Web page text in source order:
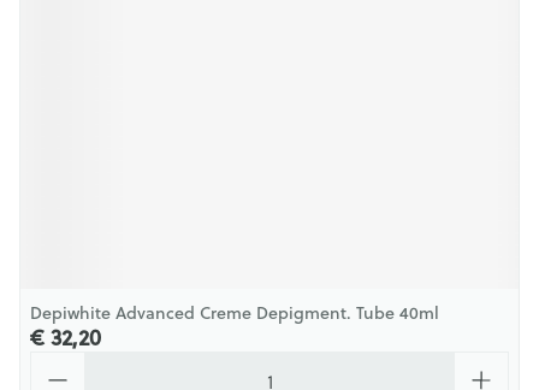
Depiwhite Advanced Creme Depigment. Tube 40ml
€ 32,20